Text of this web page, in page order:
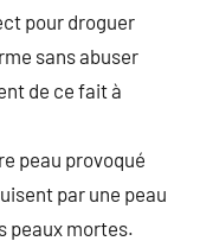
pour droguer
sans abuser
de ce fait à
peau provoqué
par une peau
peaux mortes.